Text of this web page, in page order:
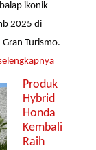
ikonik
2025 di
Turismo.
Produk
Hybrid
Honda
Kembali
Raih